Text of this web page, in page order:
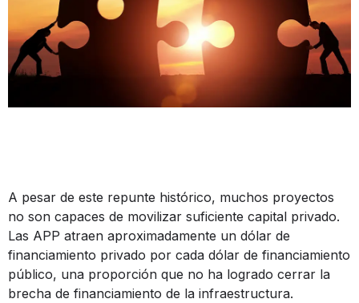
A pesar de este repunte histórico, muchos proyectos
no son capaces de movilizar suficiente capital privado.
Las APP atraen aproximadamente un dólar de
financiamiento privado por cada dólar de financiamiento
público, una proporción que no ha logrado cerrar la
brecha de financiamiento de la infraestructura.